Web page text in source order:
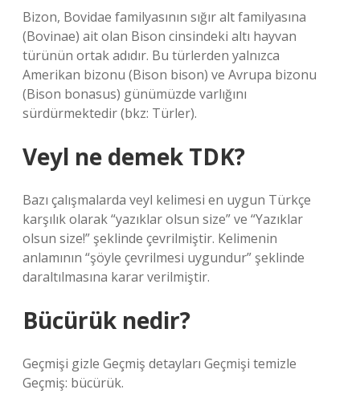
Bizon, Bovidae familyasının sığır alt familyasına
(Bovinae) ait olan Bison cinsindeki altı hayvan
türünün ortak adıdır. Bu türlerden yalnızca
Amerikan bizonu (Bison bison) ve Avrupa bizonu
(Bison bonasus) günümüzde varlığını
sürdürmektedir (bkz: Türler).
Veyl ne demek TDK?
Bazı çalışmalarda veyl kelimesi en uygun Türkçe
karşılık olarak “yazıklar olsun size” ve “Yazıklar
olsun size!” şeklinde çevrilmiştir. Kelimenin
anlamının “şöyle çevrilmesi uygundur” şeklinde
daraltılmasına karar verilmiştir.
Bücürük nedir?
Geçmişi gizle Geçmiş detayları Geçmişi temizle
Geçmiş: bücürük.